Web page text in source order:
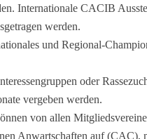
Internationale CACIB
werden.
und Regional-
oder
vergeben werden.
von allen
Anwartschaften auf (CAC),